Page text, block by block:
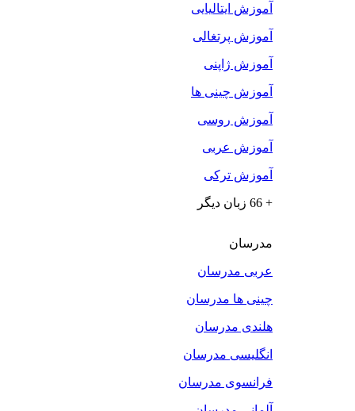
آموزش ایتالیایی
آموزش پرتغالی
آموزش ژاپنی
آموزش چینی ها
آموزش روسی
آموزش عربی
آموزش ترکی
+ 66 زبان دیگر
مدرسان
عربی مدرسان
چینی ها مدرسان
هلندی مدرسان
انگلیسی مدرسان
فرانسوی مدرسان